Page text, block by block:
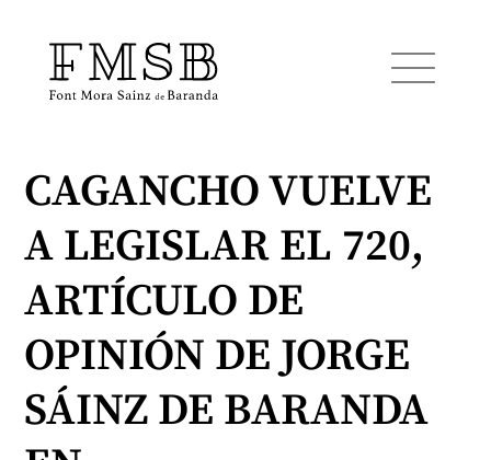
Inicio
Font Mora Sainz de Baranda
Servicios
CAGANCHO VUELVE
A LEGISLAR EL 720,
ARTÍCULO DE
OPINIÓN DE JORGE
SÁINZ DE BARANDA